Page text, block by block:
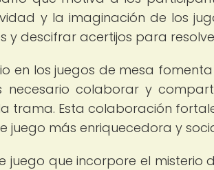
y la imaginación de los
y descifrar acertijos para
en los juegos de mesa
necesario colaborar y
trama. Esta colaboración
juego más enriquecedora y
juego que incorpore el